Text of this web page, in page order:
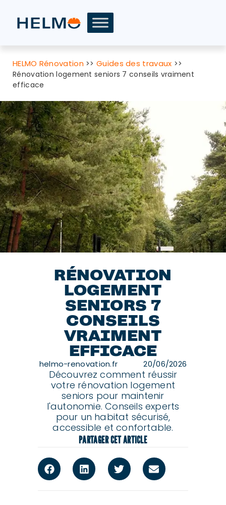
HELMO Rénovation>>Guides des travaux >>
Rénovation logement seniors 7 conseils vraiment
efficace
RÉNOVATION
LOGEMENT
SENIORS 7
CONSEILS
VRAIMENT
EFFICACE
helmo-renovation.fr 20/06/2026
Découvrez comment réussir
votre rénovation logement
seniors pour maintenir
l'autonomie. Conseils experts
pour un habitat sécurisé,
accessible et confortable.
PARTAGER CET ARTICLE